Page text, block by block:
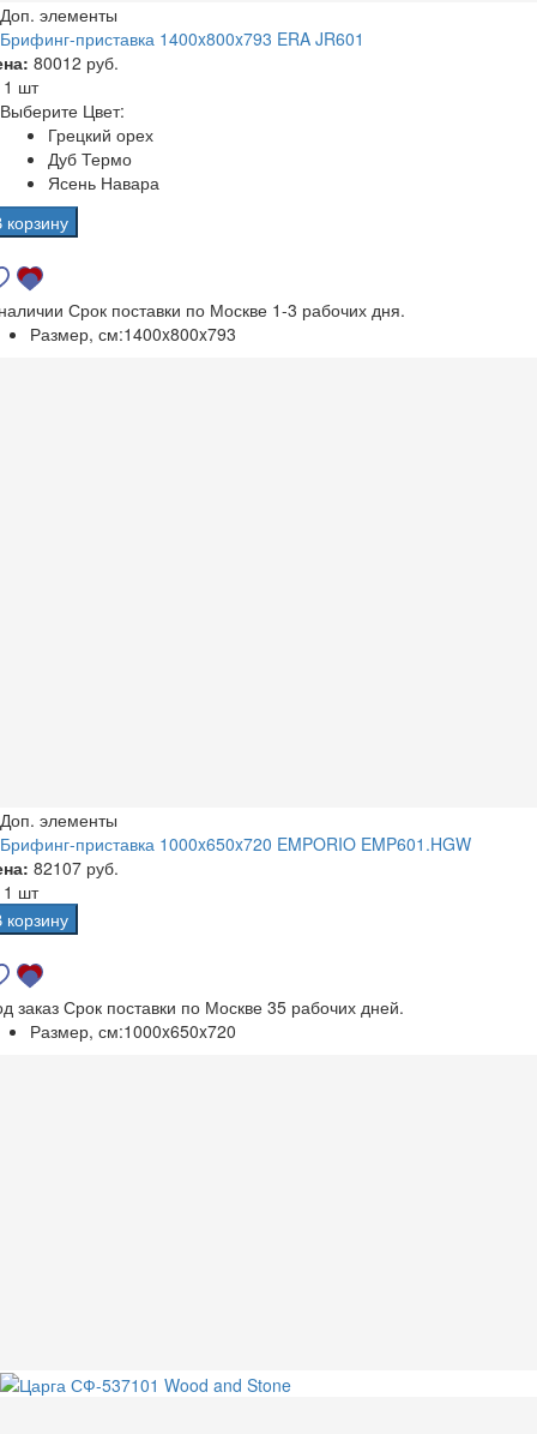
Доп. элементы
Брифинг-приставка 1400x800x793 ERA JR601
80012 руб.
1 шт
Выберите Цвет:
Грецкий орех
Дуб Термо
Ясень Навара
корзину
Срок поставки по Москве 1-3 рабочих дня.
Размер, см:1400x800x793
Доп. элементы
Брифинг-приставка 1000x650x720 EMPORIO EMP601.HGW
82107 руб.
1 шт
корзину
заказ Срок поставки по Москве 35 рабочих дней.
Размер, см:1000x650x720